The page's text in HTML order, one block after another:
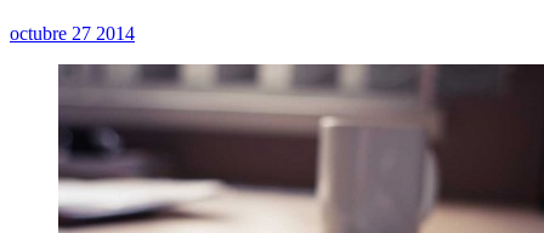
octubre 27 2014